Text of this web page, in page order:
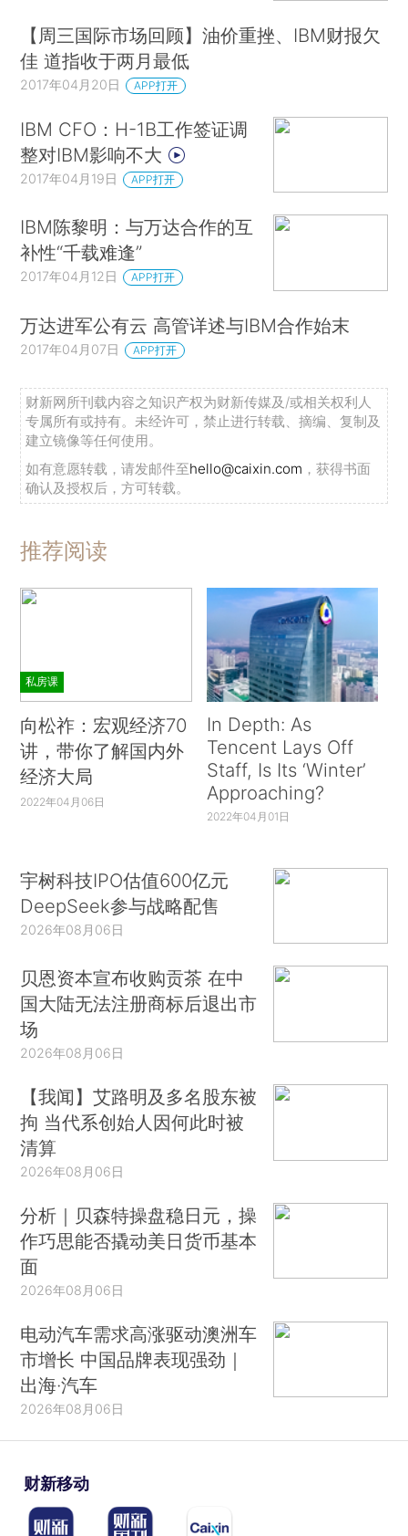
【周三国际市场回顾】油价重挫、IBM财报欠
佳 道指收于两月最低
2017年04月20日 APP打开
IBM CFO：H-1B工作签证调
整对IBM影响不大
2017年04月19日 APP打开
IBM陈黎明：与万达合作的互
补性“千载难逢”
2017年04月12日 APP打开
万达进军公有云 高管详述与IBM合作始末
2017年04月07日 APP打开
财新网所刊载内容之知识产权为财新传媒及/或相关权利人
专属所有或持有。未经许可，禁止进行转载、摘编、复制及
建立镜像等任何使用。
如有意愿转载，请发邮件至hello@caixin.com ，获得书面
确认及授权后，方可转载。
推荐阅读
私房课
向松祚：宏观经济70
讲，带你了解国内外
经济大局
2022年04月06日
In Depth: As
Tencent Lays Off
Staff, Is Its ‘Winter’
Approaching?
2022年04月01日
宇树科技IPO估值600亿元
DeepSeek参与战略配售
2026年08月06日
贝恩资本宣布收购贡茶 在中
国大陆无法注册商标后退出市
场
2026年08月06日
【我闻】艾路明及多名股东被
拘 当代系创始人因何此时被
清算
2026年08月06日
分析｜贝森特操盘稳日元，操
作巧思能否撬动美日货币基本
面
2026年08月06日
电动汽车需求高涨驱动澳洲车
市增长 中国品牌表现强劲｜
出海·汽车
2026年08月06日
财新移动